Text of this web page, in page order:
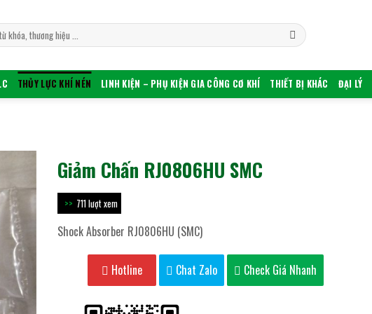
THỦY LỰC KHÍ NÉN LINH KIỆN – PHỤ KIỆN GIA CÔNG CƠ KHÍ THIẾT BỊ KHÁC ĐẠI LÝ
Giảm Chấn RJ0806HU SMC
711 lượt xem
Shock Absorber RJ0806HU (SMC)
Hotline Chat Zalo Check Giá Nhanh